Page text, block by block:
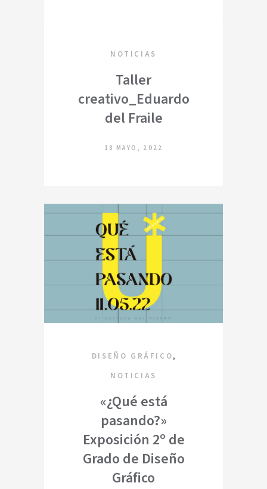
NOTICIAS
Taller
creativo_Eduardo
del Fraile
18 MAYO, 2022
DISEÑO GRÁFICO,
NOTICIAS
«¿Qué está
pasando?»
Exposición 2º de
Grado de Diseño
Gráfico